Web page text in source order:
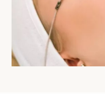
Lasertherapie
Infusionstherapien
Dr. Sabine Bruckert Skincare
Medical Beauty Zürich Bülach